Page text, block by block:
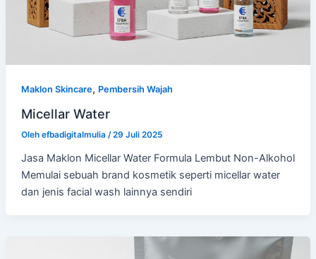
Maklon Skincare, Pembersih Wajah
Micellar Water
Oleh efbadigitalmulia /29 Juli 2025
Jasa Maklon Micellar Water Formula Lembut Non-Alkohol
Memulai sebuah brand kosmetik seperti micellar water
dan jenis facial wash lainnya sendiri